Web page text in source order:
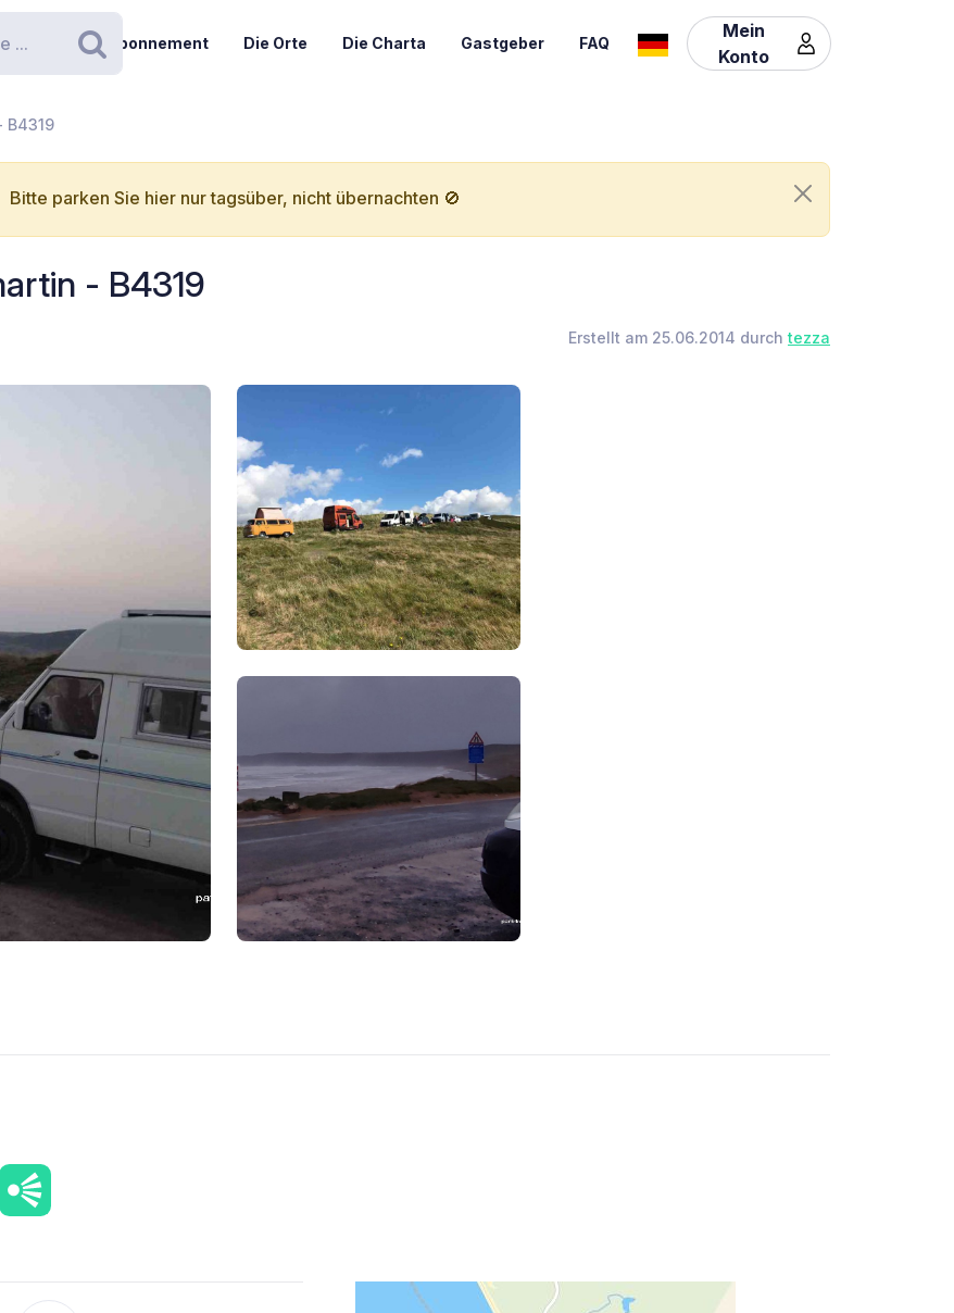
Suchen
Abonnement Die Orte Die Charta Gastgeber FAQ
Mein
Konto
B4319
Bitte parken Sie hier nur tagsüber, nicht übernachten 🚫
- B4319
Erstellt am 25.06.2014 durchtezza